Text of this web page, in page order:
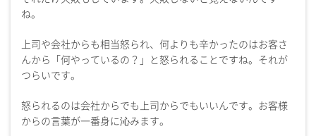
ね。
上司や会社からも相当怒られ、何よりも辛かったのはお客さ
んから「何やっているの？」と怒られることですね。それが
つらいです。
怒られるのは会社からでも上司からでもいいんです。お客様
からの言葉が一番身に沁みます。